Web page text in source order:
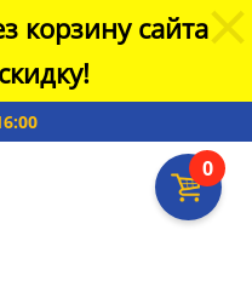
корзину сайта
0